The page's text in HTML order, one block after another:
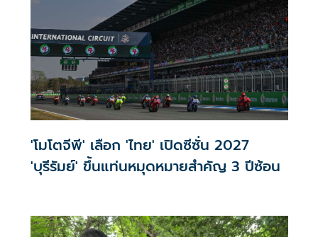
หางบทำถนนให้สูงขึ้นบรรเทาความเดือดร้อน
'โมโตจีพี' เลือก 'ไทย' เปิดซีซั่น 2027
'บุรีรัมย์' ขึ้นแท่นหมุดหมายสำคัญ 3 ปีซ้อน